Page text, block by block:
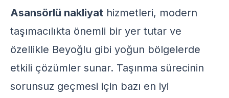
Asansörlü nakliyat hizmetleri, modern
taşımacılıkta önemli bir yer tutar ve
özellikle Beyoğlu gibi yoğun bölgelerde
etkili çözümler sunar. Taşınma sürecinin
sorunsuz geçmesi için bazı en iyi